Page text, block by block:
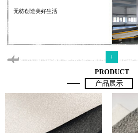
无纺创造美好生活
+
PRODUCT
产品展示